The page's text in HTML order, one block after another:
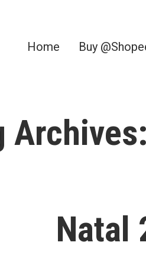
Home Buy
Archives:
Natal